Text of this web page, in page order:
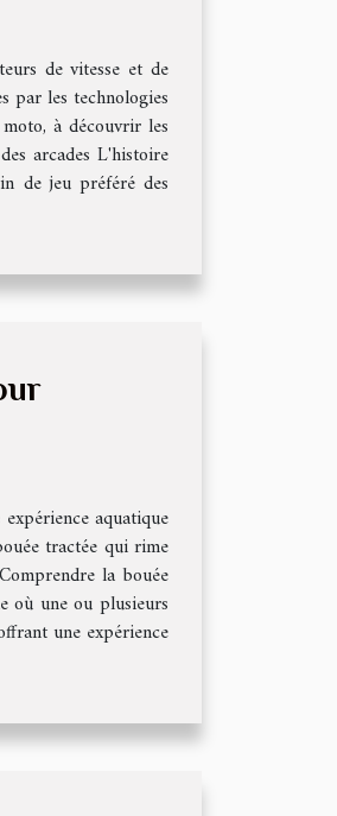
de vitesse et de
par les technologies
à découvrir les
arcades L'histoire
de jeu préféré des
aquatique
tractée qui rime
la bouée
où une ou plusieurs
une expérience